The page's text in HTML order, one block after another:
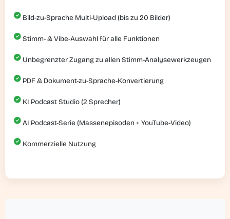
Bild-zu-Sprache Multi-Upload (bis zu 20 Bilder)
Stimm- & Vibe-Auswahl für alle Funktionen
Unbegrenzter Zugang zu allen Stimm-Analysewerkzeugen
PDF & Dokument-zu-Sprache-Konvertierung
KI Podcast Studio (2 Sprecher)
AI Podcast-Serie (Massenepisoden + YouTube-Video)
Kommerzielle Nutzung